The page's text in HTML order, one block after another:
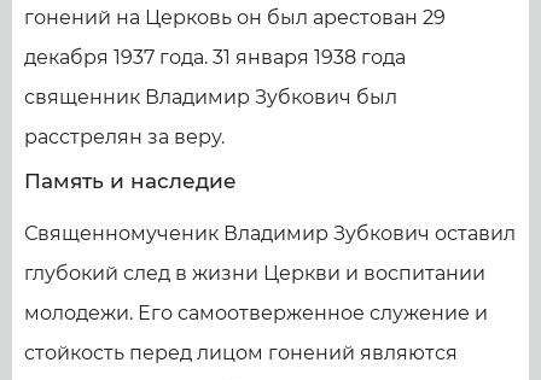
гонений на Церковь он был арестован 29
декабря 1937 года. 31 января 1938 года
священник Владимир Зубкович был
расстрелян за веру.
Память и наследие
Священномученик Владимир Зубкович оставил
глубокий след в жизни Церкви и воспитании
молодежи. Его самоотверженное служение и
стойкость перед лицом гонений являются